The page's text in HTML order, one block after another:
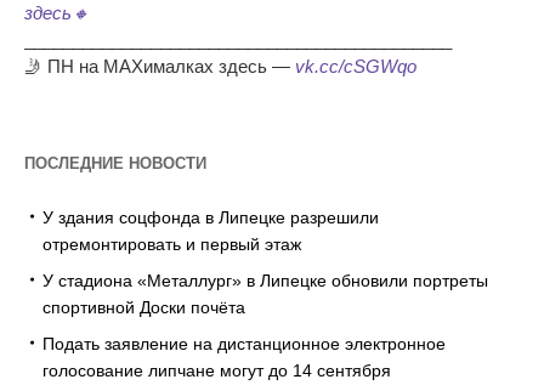
здесь🔸
🤳 ПН на MAXималках здесь — vk.cc/cSGWqo
ПОСЛЕДНИЕ НОВОСТИ
У здания соцфонда в Липецке разрешили
отремонтировать и первый этаж
У стадиона «Металлург» в Липецке обновили портреты
спортивной Доски почёта
Подать заявление на дистанционное электронное
голосование липчане могут до 14 сентября